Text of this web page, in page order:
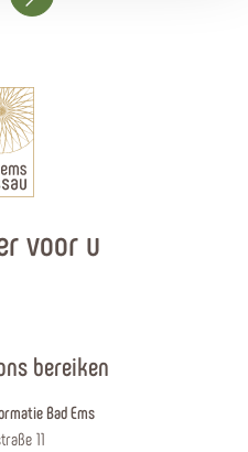
voor u
bereiken
Bad Ems
11